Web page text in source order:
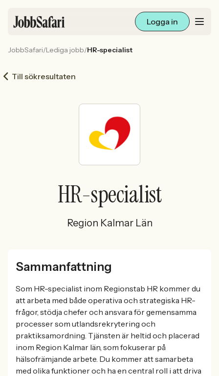
Logga in
Arbetsliv och karriär
För arbetsgivare
Sök med AI
Ny här? Skapa konto
JobbSafari/Lediga jobb/HR-specialist
Till sökresultaten
HR-specialist
Region Kalmar Län
Sammanfattning
Som HR-specialist inom Regionstab HR kommer du
att arbeta med både operativa och strategiska HR-
frågor, stödja chefer och ansvara för gemensamma
processer som utlandsrekrytering och
praktiksamordning. Tjänsten är heltid och placerad
inom Region Kalmar län, som fokuserar på
hälsofrämjande arbete. Du kommer att samarbeta
med olika funktioner och ha en central roll i att driva